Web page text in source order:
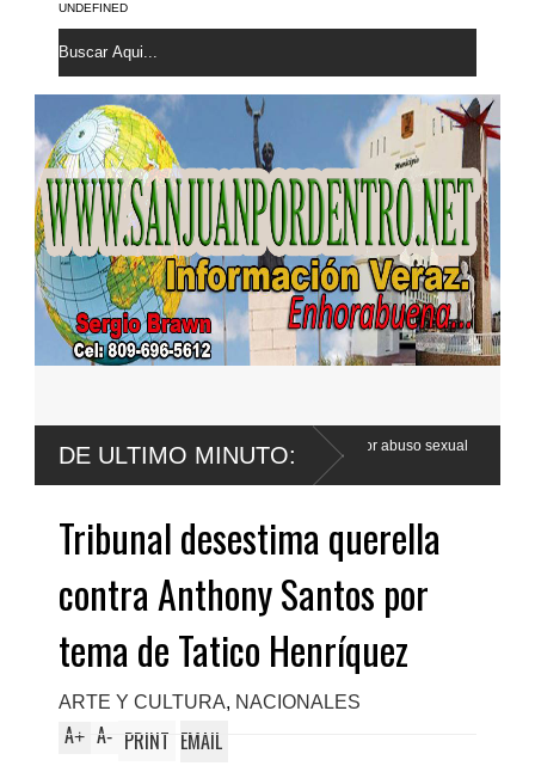
UNDEFINED
DE ULTIMO MINUTO:
Franco apela sentencia por abuso sexual
Poder Ejecutivo
Tribunal desestima querella
contra Anthony Santos por
tema de Tatico Henríquez
ARTE Y CULTURA, NACIONALES
A+ A- PRINT EMAIL